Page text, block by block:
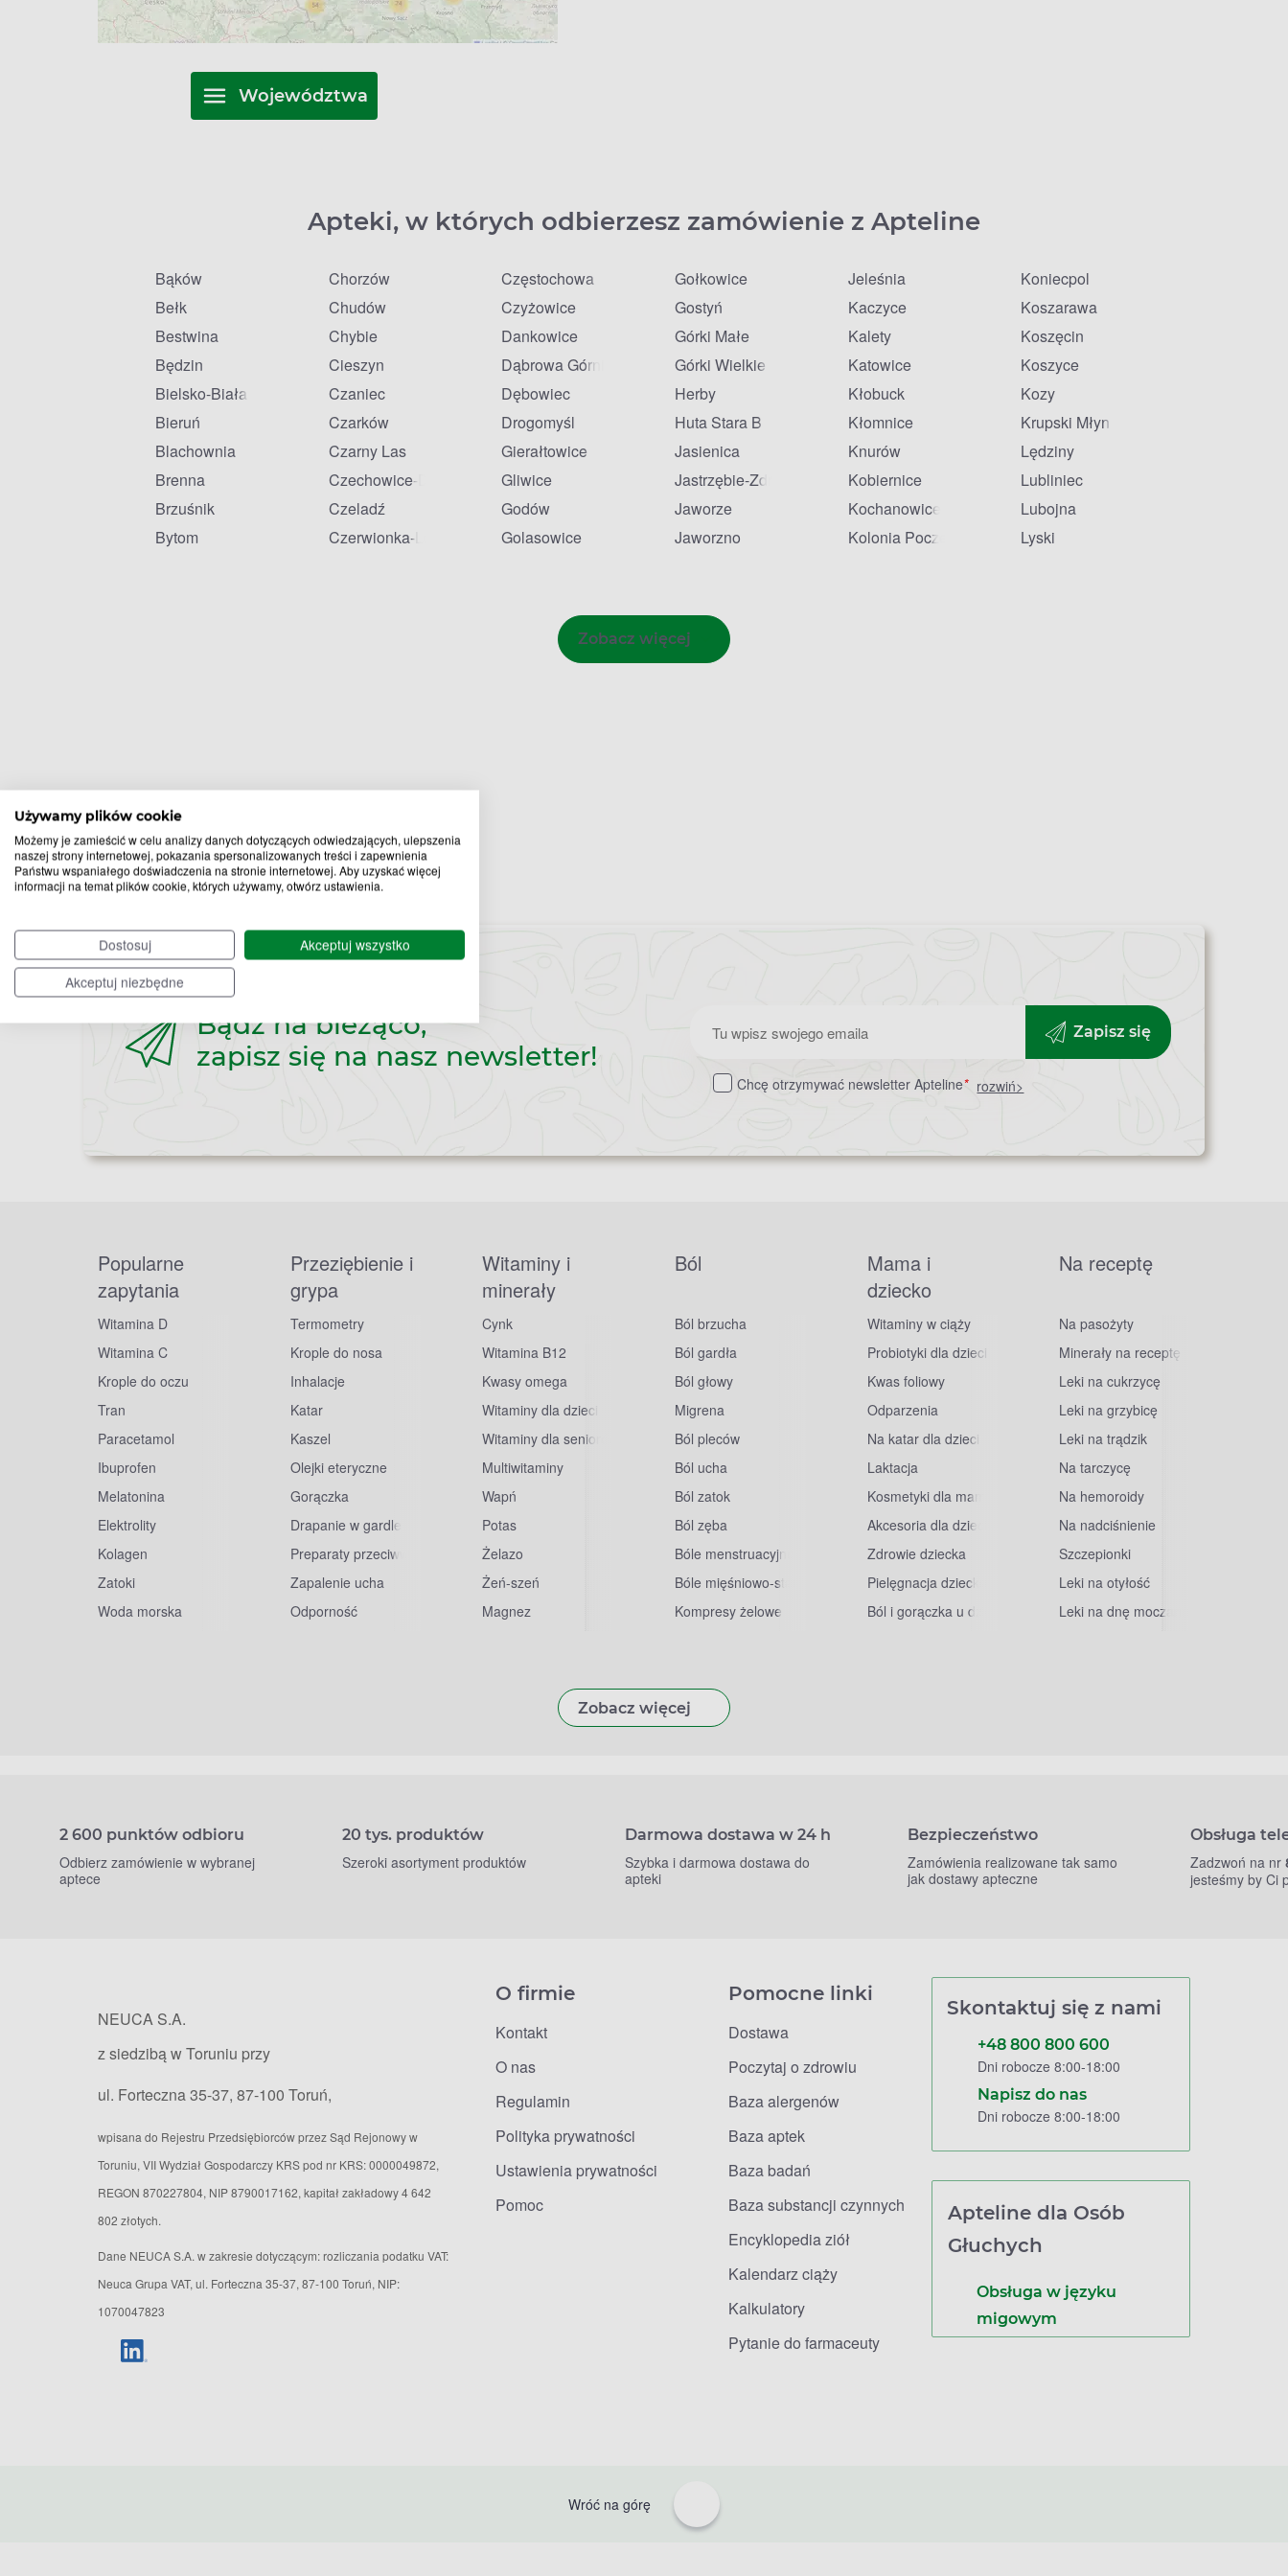
Używamy plików cookie
Możemy je zamieścić w celu analizy danych dotyczących odwiedzających, ulepszenia
naszej strony internetowej, pokazania spersonalizowanych treści i zapewnienia
Państwu wspaniałego doświadczenia na stronie internetowej. Aby uzyskać więcej
informacji na temat plików cookie, których używamy, otwórz ustawienia.
Dostosuj
Akceptuj wszystko
Akceptuj niezbędne
Województwa
Apteki, w których odbierzesz zamówienie z Apteline
Bąków
Bełk
Bestwina
Będzin
Bielsko-Biała
Bieruń
Blachownia
Brenna
Brzuśnik
Bytom
Chorzów
Chudów
Chybie
Cieszyn
Czaniec
Czarków
Czarny Las
Czechowice-Dziedzice
Czeladź
Czerwionka-Leszczyny
Częstochowa
Czyżowice
Dankowice
Dąbrowa Górnicza
Dębowiec
Drogomyśl
Gierałtowice
Gliwice
Godów
Golasowice
Gołkowice
Gostyń
Górki Małe
Górki Wielkie
Herby
Huta Stara B
Jasienica
Jastrzębie-Zdrój
Jaworze
Jaworzno
Jeleśnia
Kaczyce
Kalety
Katowice
Kłobuck
Kłomnice
Knurów
Kobiernice
Kochanowice
Kolonia Poczesna
Koniecpol
Koszarawa
Koszęcin
Koszyce
Kozy
Krupski Młyn
Lędziny
Lubliniec
Lubojna
Lyski
Zobacz więcej
Bądź na bieżąco,
zapisz się na nasz newsletter!
Zapisz
do
Zapisz się
Chcę otrzymywać newsletter Apteline* rozwiń>
Popularne
zapytania
Witamina D
Witamina C
Krople do oczu
Tran
Paracetamol
Ibuprofen
Melatonina
Elektrolity
Kolagen
Zatoki
Woda morska
Przeziębienie i
grypa
Termometry
Krople do nosa
Inhalacje
Katar
Kaszel
Olejki eteryczne
Gorączka
Drapanie w gardle
Preparaty przeciwwirusowe
Zapalenie ucha
Odporność
Witaminy i
minerały
Cynk
Witamina B12
Kwasy omega
Witaminy dla dzieci
Witaminy dla seniorów
Multiwitaminy
Wapń
Potas
Żelazo
Żeń-szeń
Magnez
Ból
Ból brzucha
Ból gardła
Ból głowy
Migrena
Ból pleców
Ból ucha
Ból zatok
Ból zęba
Bóle menstruacyjne
Bóle mięśniowo-stawowe
Kompresy żelowe
Mama i
dziecko
Witaminy w ciąży
Probiotyki dla dzieci
Kwas foliowy
Odparzenia
Na katar dla dzieci
Laktacja
Kosmetyki dla mam
Akcesoria dla dzieci
Zdrowie dziecka
Pielęgnacja dziecka
Ból i gorączka u dzieci
Na receptę
Na pasożyty
Minerały na receptę
Leki na cukrzycę
Leki na grzybicę
Leki na trądzik
Na tarczycę
Na hemoroidy
Na nadciśnienie
Szczepionki
Leki na otyłość
Leki na dnę moczanową
Zobacz więcej
2 600 punktów odbioru
Odbierz zamówienie w wybranej
aptece
20 tys. produktów
Szeroki asortyment produktów
Darmowa dostawa w 24 h
Szybka i darmowa dostawa do
apteki
Bezpieczeństwo
Zamówienia realizowane tak samo
jak dostawy apteczne
Obsługa
Zadzwoń na nr
jesteśmy by Ci
NEUCA S.A.
z siedzibą w Toruniu przy
ul. Forteczna 35-37, 87-100 Toruń,
wpisana do Rejestru Przedsiębiorców przez Sąd Rejonowy w
Toruniu, VII Wydział Gospodarczy KRS pod nr KRS: 0000049872,
REGON 870227804, NIP 8790017162, kapitał zakładowy 4 642
802 złotych.
Dane NEUCA S.A. w zakresie dotyczącym: rozliczania podatku VAT:
Neuca Grupa VAT, ul. Forteczna 35-37, 87-100 Toruń, NIP:
1070047823
O firmie
Kontakt
O nas
Regulamin
Polityka prywatności
Ustawienia prywatności
Pomoc
Pomocne linki
Dostawa
Poczytaj o zdrowiu
Baza alergenów
Baza aptek
Baza badań
Baza substancji czynnych
Encyklopedia ziół
Kalendarz ciąży
Kalkulatory
Pytanie do farmaceuty
Skontaktuj się z nami
+48 800 800 600
Dni robocze 8:00-18:00
Napisz do nas
Dni robocze 8:00-18:00
Apteline dla Osób
Głuchych
Obsługa w języku
migowym
Wróć na górę